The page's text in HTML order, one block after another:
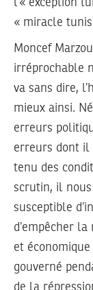
l’« exception
« miracle
Moncef
irréprochable
va sans dire,
mieux ainsi.
erreurs
erreurs dont il
tenu des
scrutin, il
susceptible
d’empêcher
et
gouverné
de la